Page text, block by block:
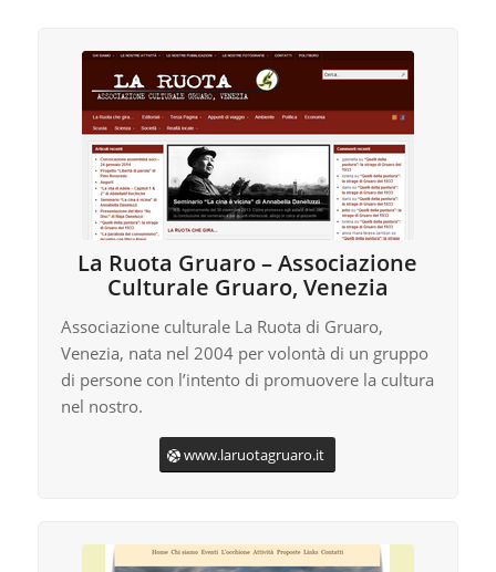
La Ruota Gruaro – Associazione
Culturale Gruaro, Venezia
Associazione culturale La Ruota di Gruaro,
Venezia, nata nel 2004 per volontà di un gruppo
di persone con l’intento di promuovere la cultura
nel nostro.
www.laruotagruaro.it